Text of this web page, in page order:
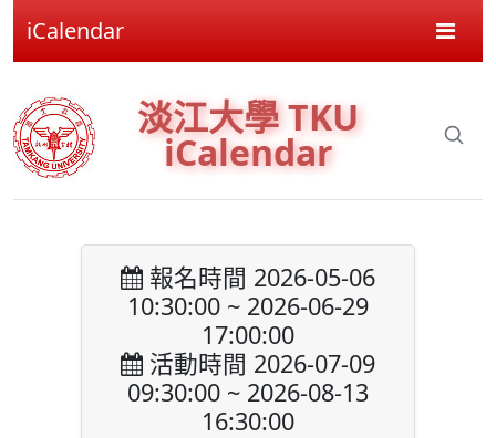
iCalendar
淡江大學 TKU
iCalendar
報名時間 2026-05-06
10:30:00 ~ 2026-06-29
17:00:00
活動時間 2026-07-09
09:30:00 ~ 2026-08-13
16:30:00